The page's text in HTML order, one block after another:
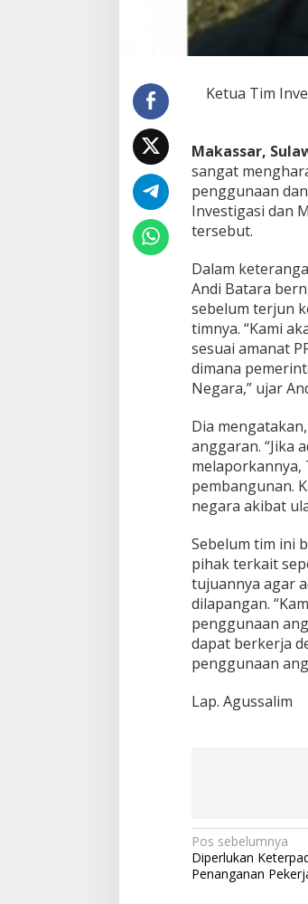
D
s
a
Ketua Tim
Makassar,
sangat
penggunaan
Investigasi dan
tersebut.
Dalam
Andi Batara
sebelum terjun
timnya. “Kami
sesuai amanat
dimana
Negara,” ujar
Dia
anggaran. “Jika
pembangunan.
negara akibat
Sebelum tim ini
pihak terkait
tujuannya agar
dilapangan.
penggunaan
dapat berkerja
penggunaan
Lap. Agussalim
N
a
Pos sebelumnya
Diperlukan
Penanganan